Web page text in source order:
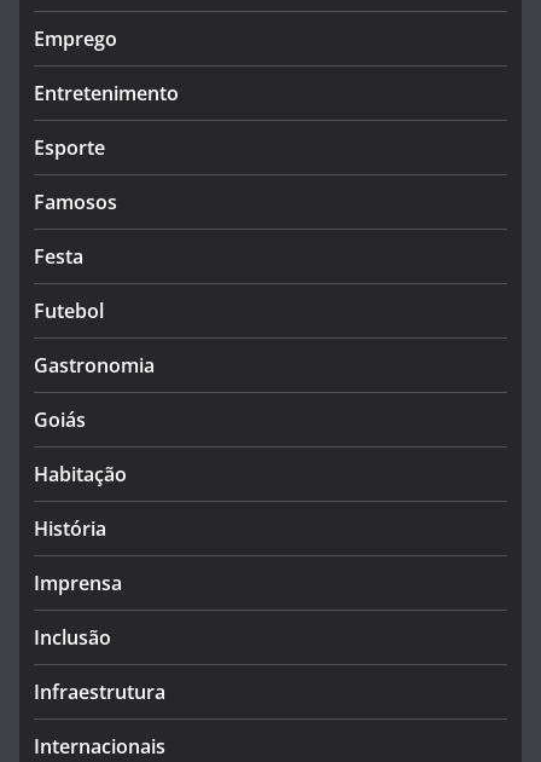
Emprego
Entretenimento
Esporte
Famosos
Festa
Futebol
Gastronomia
Goiás
Habitação
História
Imprensa
Inclusão
Infraestrutura
Internacionais